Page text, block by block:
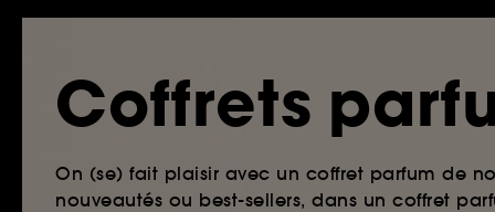
Coffrets
On (se) fait plaisir avec un coffret parfum de
nouveautés ou best-sellers, dans un coffret